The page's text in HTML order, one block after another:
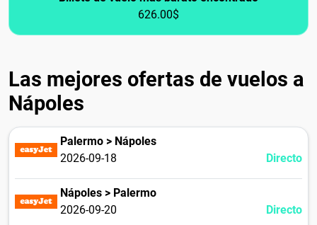
626.00$
Las mejores ofertas de vuelos a
Nápoles
Palermo > Nápoles
2026-09-18
Directo
Nápoles > Palermo
2026-09-20
Directo